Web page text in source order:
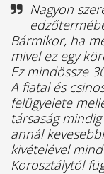
Nagyon
Bármikor, ha
mivel ez egy
Ez mindössze
A fiatal és
felügyelete
társaság
annál
kivételével
Korosztálytól